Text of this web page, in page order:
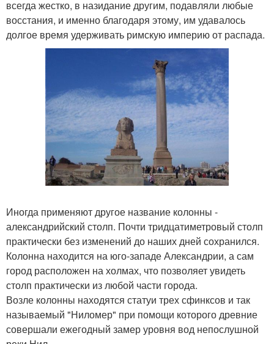
всегда жестко, в назидание другим, подавляли любые
восстания, и именно благодаря этому, им удавалось
долгое время удерживать римскую империю от распада.
Иногда применяют другое название колонны -
александрийский столп. Почти тридцатиметровый столп
практически без изменений до наших дней сохранился.
Колонна находится на юго-западе Александрии, а сам
город расположен на холмах, что позволяет увидеть
столп практически из любой части города.
Возле колонны находятся статуи трех сфинксов и так
называемый "Ниломер" при помощи которого древние
совершали ежегодный замер уровня вод непослушной